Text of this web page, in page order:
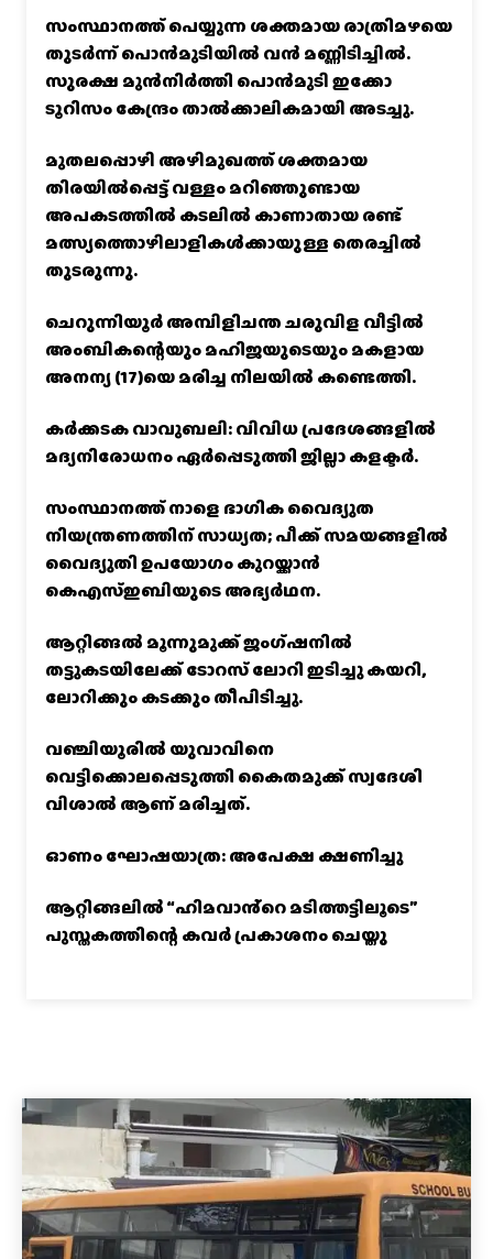
സംസ്ഥാനത്ത് പെയ്യുന്ന ശക്തമായ രാത്രിമഴയെ
തുടർന്ന് പൊൻമുടിയില്‍ വൻ മണ്ണിടിച്ചില്‍.
സുരക്ഷ മുൻനിർത്തി പൊൻമുടി ഇക്കോ
ടൂറിസം കേന്ദ്രം താല്‍ക്കാലികമായി അടച്ചു.
മുതലപ്പൊഴി അഴിമുഖത്ത് ശക്തമായ
തിരയിൽപ്പെട്ട് വള്ളം മറിഞ്ഞുണ്ടായ
അപകടത്തിൽ കടലിൽ കാണാതായ രണ്ട്
മത്സ്യത്തൊഴിലാളികൾക്കായുള്ള തെരച്ചിൽ
തുടരുന്നു.
ചെറുന്നിയൂർ അമ്പിളിചന്ത ചരുവിള വീട്ടിൽ
അംബികന്റെയും മഹിജയുടെയും മകളായ
അനന്യ (17)യെ മരിച്ച നിലയിൽ കണ്ടെത്തി.
കര്‍ക്കടക വാവുബലി: വിവിധ പ്രദേശങ്ങളില്‍
മദ്യനിരോധനം ഏര്‍പ്പെടുത്തി ജില്ലാ കളക്ടര്‍.
സംസ്ഥാനത്ത് നാളെ ഭാഗിക വൈദ്യുത
നിയന്ത്രണത്തിന് സാധ്യത; പീക്ക് സമയങ്ങളില്‍
വൈദ്യുതി ഉപയോഗം കുറയ്ക്കാൻ
കെഎസ്‌ഇബിയുടെ അഭ്യര്‍ഥന.
ആറ്റിങ്ങൽ മൂന്നുമുക്ക് ജംഗ്ഷനിൽ
തട്ടുകടയിലേക്ക് ടോറസ് ലോറി ഇടിച്ചു കയറി,
ലോറിക്കും കടക്കും തീപിടിച്ചു.
വഞ്ചിയൂരില്‍ യുവാവിനെ
വെട്ടിക്കൊലപ്പെടുത്തി കൈതമുക്ക് സ്വദേശി
വിശാല്‍ ആണ് മരിച്ചത്.
ഓണം ഘോഷയാത്ര: അപേക്ഷ ക്ഷണിച്ചു
ആറ്റിങ്ങലിൽ “ഹിമവാൻ്റെ മടിത്തട്ടിലൂടെ”
പുസ്തകത്തിന്റെ കവർ പ്രകാശനം ചെയ്തു